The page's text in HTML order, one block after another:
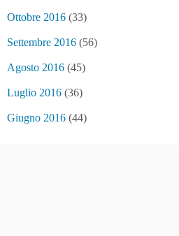
Ottobre 2016 (33)
Settembre 2016 (56)
Agosto 2016 (45)
Luglio 2016 (36)
Giugno 2016 (44)